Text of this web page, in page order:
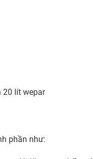
20 lít wepar
phần như: